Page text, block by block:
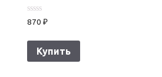
0
из
870₽
Купить